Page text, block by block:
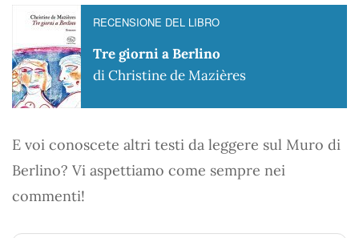
RECENSIONE DEL LIBRO
Tre giorni a Berlino
di Christine de Mazières
E voi conoscete altri testi da leggere sul Muro di
Berlino? Vi aspettiamo come sempre nei
commenti!